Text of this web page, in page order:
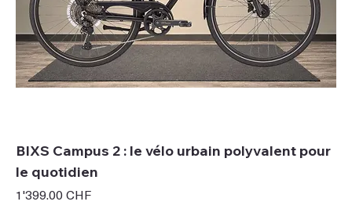
BIXS Campus 2 : le vélo urbain polyvalent pour
le quotidien
Prix
1'399.00 CHF